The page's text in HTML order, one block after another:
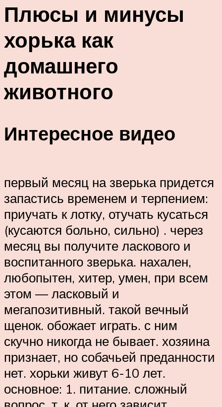
Плюсы и минусы
хорька как
домашнего
животного
Интересное видео
первый месяц на зверька придется
запастись временем и терпением:
приучать к лотку, отучать кусаться
(кусаются больно, сильно) . через
месяц вы получите ласкового и
воспитанного зверька. нахален,
любопытен, хитер, умен, при всем
этом — ласковый и
мегапозитивный. такой вечный
щенок. обожает играть. с ним
скучно никогда не бывает. хозяина
признает, но собачьей преданности
нет. хорьки живут 6-10 лет.
основное: 1. питание. сложный